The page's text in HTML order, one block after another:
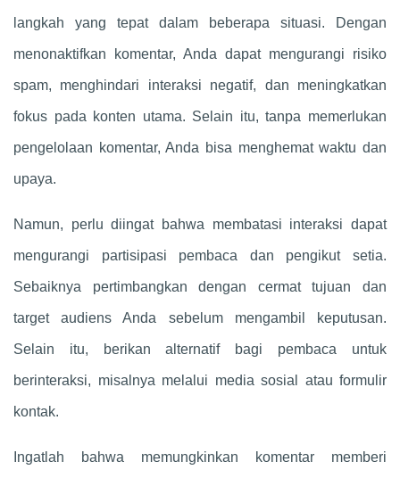
langkah yang tepat dalam beberapa situasi. Dengan
menonaktifkan komentar, Anda dapat mengurangi risiko
spam, menghindari interaksi negatif, dan meningkatkan
fokus pada konten utama. Selain itu, tanpa memerlukan
pengelolaan komentar, Anda bisa menghemat waktu dan
upaya.
Namun, perlu diingat bahwa membatasi interaksi dapat
mengurangi partisipasi pembaca dan pengikut setia.
Sebaiknya pertimbangkan dengan cermat tujuan dan
target audiens Anda sebelum mengambil keputusan.
Selain itu, berikan alternatif bagi pembaca untuk
berinteraksi, misalnya melalui media sosial atau formulir
kontak.
Ingatlah bahwa memungkinkan komentar memberi